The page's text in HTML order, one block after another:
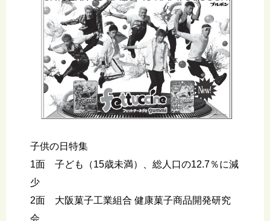
子供の日特集
1面 子ども（15歳未満）、総人口の12.7％に減
少
2面 大阪菓子工業組合 健康菓子商品開発研究
会